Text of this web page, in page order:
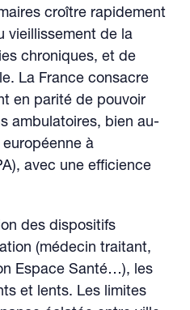
croître rapidement
vieillissement de la
chroniques, et de
La France consacre
en parité de pouvoir
ambulatoires, bien au-
à
avec une efficience
des dispositifs
(médecin traitant,
Espace Santé…), les
et lents. Les limites